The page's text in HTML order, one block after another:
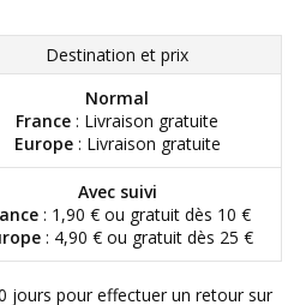
Destination et prix
Normal
France : Livraison gratuite
Europe: Livraison gratuite
Avec suivi
: 1,90 € ou gratuit dès 10 €
: 4,90 € ou gratuit dès 25 €
jours pour effectuer un retour sur